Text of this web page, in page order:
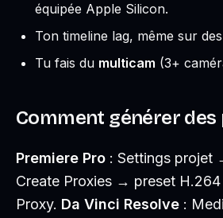
équipée Apple Silicon.
Ton timeline lag, même sur
Tu fais du multicam (3+
Comment générer des
Premiere Pro : Settings projet
Create Proxies → preset H.264
Proxy. Da Vinci Resolve :